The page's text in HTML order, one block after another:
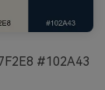
#102A43